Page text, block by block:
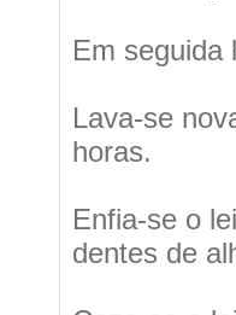
Em seguida
Lava-se
horas.
Enfia-se o
dentes de